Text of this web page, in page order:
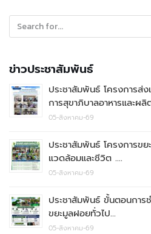
ข่าวประชาสัมพันธ์
ประชาสัมพันธ์ โครงการส่
การสุขาภิบาลอาหารและ
05-สิงหาคม-69
ประชาสัมพันธ์ โครงการข
แวดล้อมและชีวิต ….
05-สิงหาคม-69
ประชาสัมพันธ์ ขั้นตอนการ
ขยะมูลฝอยทั่วไป…
05-สิงหาคม-69